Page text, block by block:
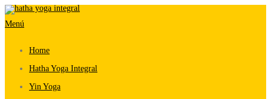
Saltar
al
Menú
Home
Hatha Yoga Integral
Yin Yoga